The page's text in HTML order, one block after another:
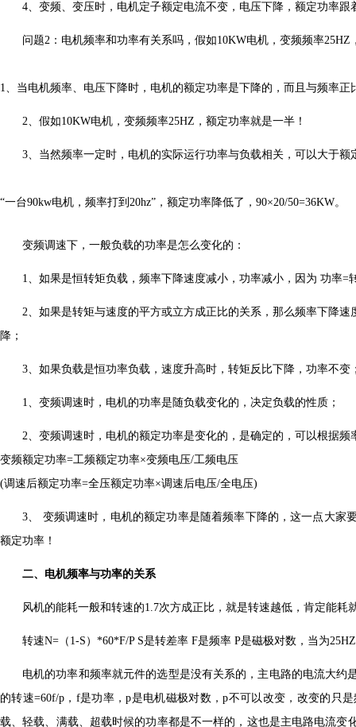
4、变频、变压时，电机定子额定电流不变，电压下降，额定功率跟
问题2：电机频率和功率有关系吗，假如10KW电机，变频频率25HZ
1、当电机频率、电压下降时，电机的额定功率是下降的，而且与频率正
2、假如10KW电机，变频频率25HZ，额定功率就是一半！
3、当然频率一定时，电机的实际运行功率与负载相关，可以大于
“一台90kw电机，频率打到20hz”，额定功率降低了，90×20/50=36KW。
变频调速下，一般负载的功率是怎么变化的：
1、如果是恒转矩负载，频率下降速度减小，功率减小，因为 功率=
2、如果是转矩与速度的平方或立方成正比的关系，那么频率下降
降；
3、如果负载是恒功率负载，速度升高时，转矩反比下降，功率不变
1、变频调速时，电机的功率是随负载变化的，决定负载的性质；
2、变频调速时，电机的额定功率是变化的，是确定的，可以根据
变频额定功率=工频额定功率×变频电压/工频电压
(调速后额定功率=全压额定功率×调速后电压/全电压)
3、 变频调速时，电机的额定功率是随着频率下降的，这一点大
额定功率！
二、电机频率与功率的关系
风机的能耗一般和转速的1.7次方成正比，就是转速越低，肯定能耗
转速N=（1-S）*60*F/P S是转差率 F是频率 P是磁极对数，当为
电机的功率和频率就元件的选型是没有关系的，主电路的电流大
的转速=60f/p，f是功率，p是电机磁极对数，p不可以改变，改变的只
载、轻载、满载、超载时候的功率都是不一样的，这也是主电路电流